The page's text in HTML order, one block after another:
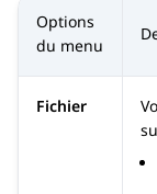
Options
du menu
Fichier